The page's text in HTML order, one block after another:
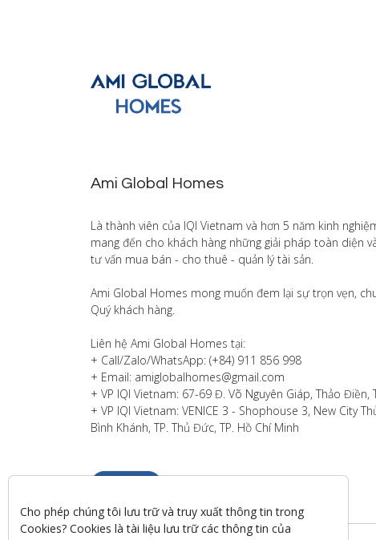
Ami Global Homes
Là thành viên của IQI Vietnam và hơn 5 năm kinh
mang đến cho khách hàng những giải pháp toàn diện
tư vấn mua bán - cho thuê - quản lý tài sản.
Ami Global Homes mong muốn đem lại sự trọn vẹn,
Quý khách hàng.
Liên hệ Ami Global Homes tại:
+ Call/Zalo/WhatsApp: (+84) 911 856 998
+ Email: amiglobalhomes@gmail.com
+ VP IQI Vietnam: 67-69 Đ. Võ Nguyên Giáp, Thảo Điền,
+ VP IQI Vietnam: VENICE 3 - Shophouse 3, New City
Bình Khánh, TP. Thủ Đức, TP. Hồ Chí Minh
Cho phép chúng tôi lưu trữ và truy xuất thông tin trong
Cookies? Cookies là tài liệu lưu trữ các thông tin của